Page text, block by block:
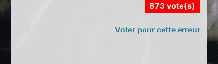
873 vote(s)
Voter pour cette erreur